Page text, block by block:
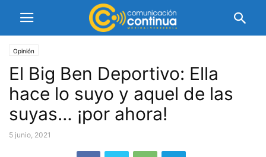
Opinión
El Big Ben Deportivo: Ella
hace lo suyo y aquel de las
suyas… ¡por ahora!
5 junio, 2021